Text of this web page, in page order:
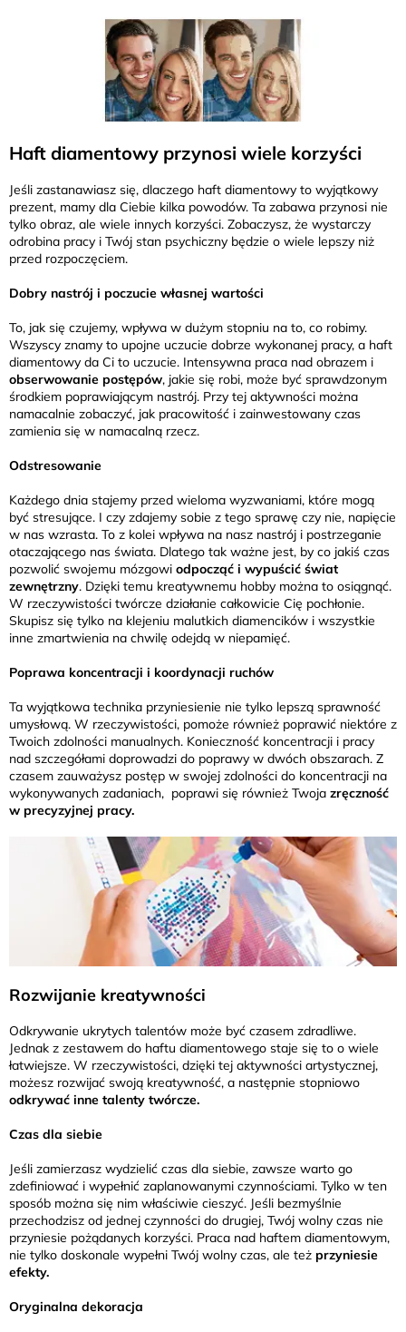
Haft diamentowy przynosi wiele korzyści
Jeśli zastanawiasz się, dlaczego haft diamentowy to wyjątkowy
prezent, mamy dla Ciebie kilka powodów. Ta zabawa przynosi nie
tylko obraz, ale wiele innych korzyści. Zobaczysz, że wystarczy
odrobina pracy i Twój stan psychiczny będzie o wiele lepszy niż
przed rozpoczęciem.
Dobry nastrój i poczucie własnej wartości
To, jak się czujemy, wpływa w dużym stopniu na to, co robimy.
Wszyscy znamy to upojne uczucie dobrze wykonanej pracy, a haft
diamentowy da Ci to uczucie. Intensywna praca nad obrazem i
obserwowanie postępów, jakie się robi, może być sprawdzonym
środkiem poprawiającym nastrój. Przy tej aktywności można
namacalnie zobaczyć, jak pracowitość i zainwestowany czas
zamienia się w namacalną rzecz.
Odstresowanie
Każdego dnia stajemy przed wieloma wyzwaniami, które mogą
być stresujące. I czy zdajemy sobie z tego sprawę czy nie, napięcie
w nas wzrasta. To z kolei wpływa na nasz nastrój i postrzeganie
otaczającego nas świata. Dlatego tak ważne jest, by co jakiś czas
pozwolić swojemu mózgowi odpocząć i wypuścić świat
zewnętrzny. Dzięki temu kreatywnemu hobby można to osiągnąć.
W rzeczywistości twórcze działanie całkowicie Cię pochłonie.
Skupisz się tylko na klejeniu malutkich diamencików i wszystkie
inne zmartwienia na chwilę odejdą w niepamięć.
Poprawa koncentracji i koordynacji ruchów
Ta wyjątkowa technika przyniesienie nie tylko lepszą sprawność
umysłową. W rzeczywistości, pomoże również poprawić niektóre z
Twoich zdolności manualnych. Konieczność koncentracji i pracy
nad szczegółami doprowadzi do poprawy w dwóch obszarach. Z
czasem zauważysz postęp w swojej zdolności do koncentracji na
wykonywanych zadaniach, poprawi się również Twoja zręczność
w precyzyjnej pracy.
Rozwijanie kreatywności
Odkrywanie ukrytych talentów może być czasem zdradliwe.
Jednak z zestawem do haftu diamentowego staje się to o wiele
łatwiejsze. W rzeczywistości, dzięki tej aktywności artystycznej,
możesz rozwijać swoją kreatywność, a następnie stopniowo
odkrywać inne talenty twórcze.
Czas dla siebie
Jeśli zamierzasz wydzielić czas dla siebie, zawsze warto go
zdefiniować i wypełnić zaplanowanymi czynnościami. Tylko w ten
sposób można się nim właściwie cieszyć. Jeśli bezmyślnie
przechodzisz od jednej czynności do drugiej, Twój wolny czas nie
przyniesie pożądanych korzyści. Praca nad haftem diamentowym,
nie tylko doskonale wypełni Twój wolny czas, ale też przyniesie
efekty.
Oryginalna dekoracja